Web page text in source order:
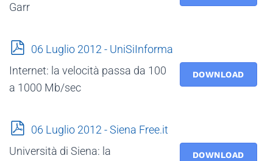
Garr
p
f
06 Luglio 2012 - UniSiInforma
DOWNLOAD
Internet: la velocità passa da 100
a 1000 Mb/sec
p
f
06 Luglio 2012 - Siena Free.it
DOWNLOAD
Università di Siena: la